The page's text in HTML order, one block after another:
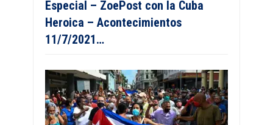
Especial – ZoePost con la Cuba
Heroica – Acontecimientos
11/7/2021…